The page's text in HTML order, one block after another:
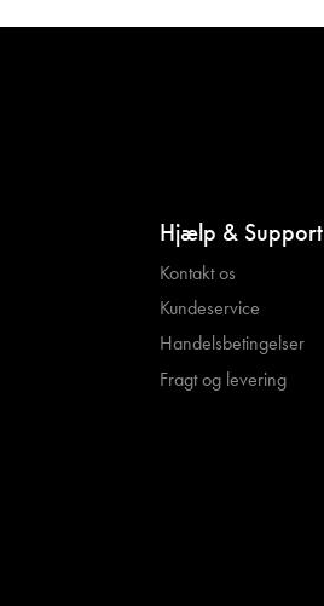
Hjælp & Support
Kontakt os
Kundeservice
Handelsbetingelser
Fragt og levering